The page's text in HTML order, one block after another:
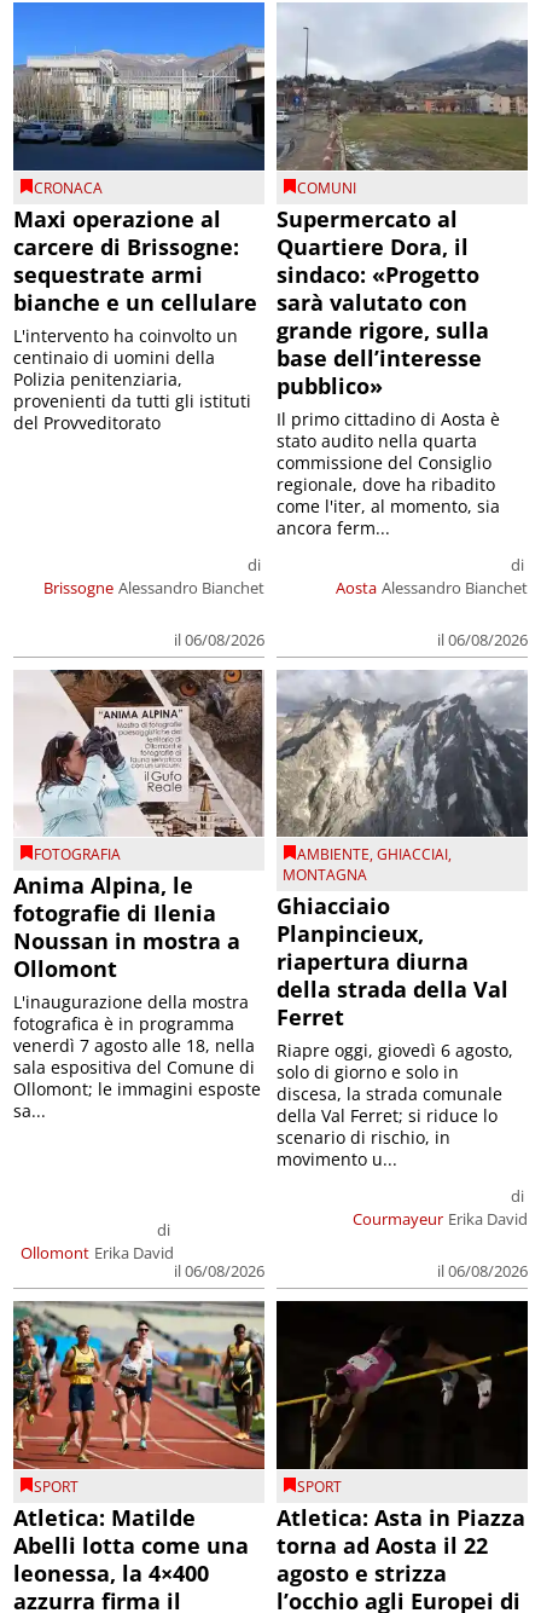
CRONACA
Maxi operazione al
carcere di Brissogne:
sequestrate armi
bianche e un cellulare
Brissogne
di
Alessandro Bianchet
il 06/08/2026
L'intervento ha coinvolto un
centinaio di uomini della
Polizia penitenziaria,
provenienti da tutti gli istituti
del Provveditorato
COMUNI
Supermercato al
Quartiere Dora, il
sindaco: «Progetto
sarà valutato con
grande rigore, sulla
base dell’interesse
pubblico»
Aosta
di
Alessandro Bianchet
il 06/08/2026
Il primo cittadino di Aosta è
stato audito nella quarta
commissione del Consiglio
regionale, dove ha ribadito
come l'iter, al momento, sia
ancora ferm...
FOTOGRAFIA
Anima Alpina, le
fotografie di Ilenia
Noussan in mostra a
Ollomont
Ollomont
di
Erika David
il 06/08/2026
L'inaugurazione della mostra
fotografica è in programma
venerdì 7 agosto alle 18, nella
sala espositiva del Comune di
Ollomont; le immagini esposte
sa...
AMBIENTE,GHIACCIAI,
MONTAGNA
Ghiacciaio
Planpincieux,
riapertura diurna
della strada della Val
Ferret
Courmayeur
di
Erika David
il 06/08/2026
Riapre oggi, giovedì 6 agosto,
solo di giorno e solo in
discesa, la strada comunale
della Val Ferret; si riduce lo
scenario di rischio, in
movimento u...
SPORT
Atletica: Matilde
Abelli lotta come una
leonessa, la 4×400
azzurra firma il
SPORT
Atletica: Asta in Piazza
torna ad Aosta il 22
agosto e strizza
l’occhio agli Europei di